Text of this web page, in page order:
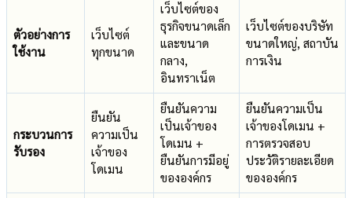
ตัวอย่างการ
ใช้งาน
เว็บไซต์
ทุกขนาด
เว็บไซต์ของ
ธุรกิจขนาดเล็ก
และขนาด
กลาง,
อินทราเน็ต
เว็บไซต์ของบริษัท
ขนาดใหญ่, สถาบัน
การเงิน
กระบวนการ
รับรอง
ยืนยัน
ความเป็น
เจ้าของ
โดเมน
ยืนยันความ
เป็นเจ้าของ
โดเมน +
ยืนยันการมีอยู่
ขององค์กร
ยืนยันความเป็น
เจ้าของโดเมน +
การตรวจสอบ
ประวัติรายละเอียด
ขององค์กร